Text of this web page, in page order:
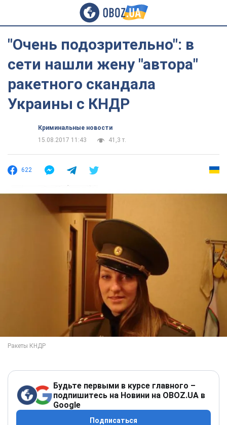
"Очень подозрительно": в
сети нашли жену "автора"
ракетного скандала
Украины с КНДР
Криминальные новости
15.08.2017 11:43
41,3 т.
622
Будьте первыми в курсе главного –
подпишитесь на Новини на OBOZ.UA в
Google
Подписаться